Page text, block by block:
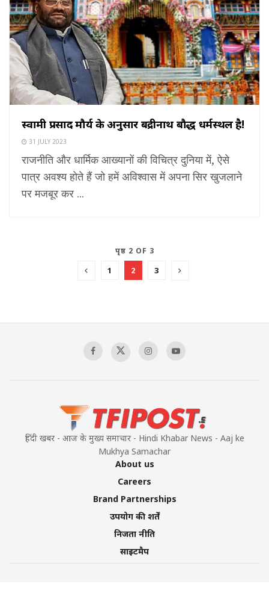
स्वामी प्रसाद मौर्य के अनुसार बद्रीनाथ बौद्ध धर्मस्थल है!
31 JULY 2023
राजनीति और धार्मिक आख्यानों की विचित्र दुनिया में, ऐसे
पात्र अवश्य होते हैं जो हमें अविश्वास में अपना सिर खुजलाने
पर मजबूर कर ...
पृष्ठ 2 OF 3
1 2 3
हिंदी खबर - आज के मुख्य समाचार - Hindi Khabar News - Aaj ke
Mukhya Samachar
About us
Careers
Brand Partnerships
उपयोग की शर्तें
निजता नीति
साइटमैप